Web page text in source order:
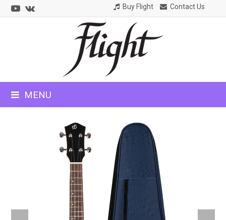
Youtube
VK Buy Flight Contact Us
MENU